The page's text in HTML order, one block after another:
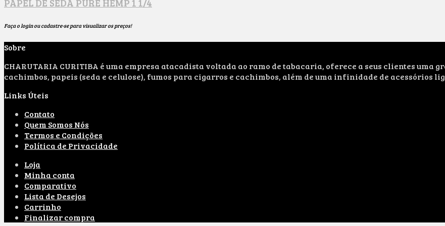
PAPEL DE SEDA PURE HEMP 1 1/4
Faça o login ou cadastre-se para visualizar os preços!
Sobre
CHARUTARIA CURITIBA é uma empresa atacadista voltada ao ramo de tabacaria, oferece a seus clientes
cachimbos, papeis (seda e celulose), fumos para cigarros e cachimbos, além de uma infinidade de acessórios
Links Úteis
Contato
Quem Somos Nós
Termos e Condições
Política de Privacidade
Loja
Minha conta
Comparativo
Lista de Desejos
Carrinho
Finalizar compra